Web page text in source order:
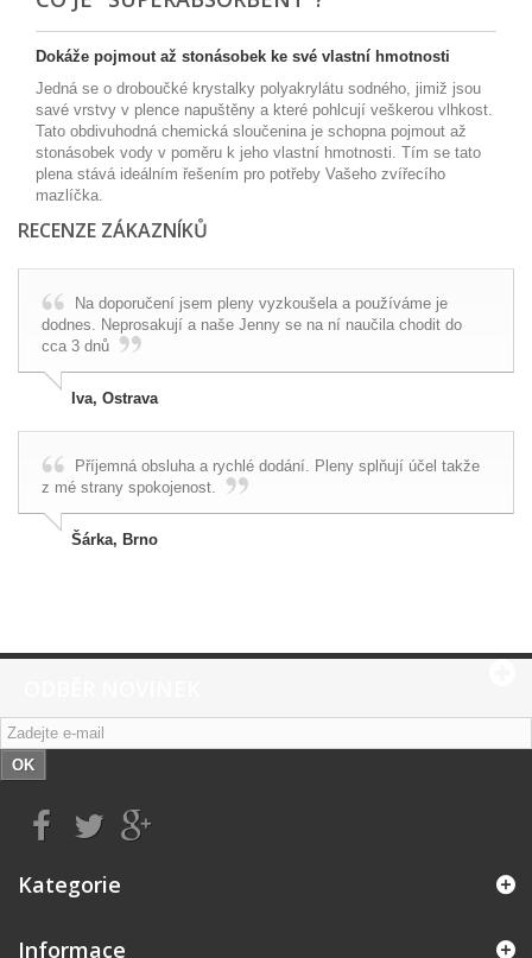
Dokáže pojmout až stonásobek ke své vlastní hmotnosti
Jedná se o droboučké krystalky polyakrylátu sodného, jimiž jsou
savé vrstvy v plence napuštěny a které pohlcují veškerou vlhkost.
Tato obdivuhodná chemická sloučenina je schopna pojmout až
stonásobek vody v poměru k jeho vlastní hmotnosti. Tím se tato
plena stává ideálním řešením pro potřeby Vašeho zvířecího
mazlíčka.
RECENZE ZÁKAZNÍKŮ
Na doporučení jsem pleny vyzkoušela a používáme je
dodnes. Neprosakují a naše Jenny se na ní naučila chodit do
cca 3 dnů
Iva, Ostrava
Příjemná obsluha a rychlé dodání. Pleny splňují účel takže
z mé strany spokojenost.
Šárka, Brno
OK
Kategorie
Informace